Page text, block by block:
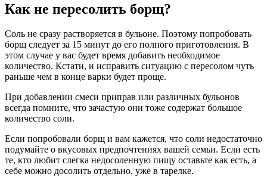
Как не пересолить борщ?
Соль не сразу растворяется в бульоне. Поэтому попробовать
борщ следует за 15 минут до его полного приготовления. В
этом случае у вас будет время добавить необходимое
количество. Кстати, и исправить ситуацию с пересолом чуть
раньше чем в конце варки будет проще.
При добавлении смеси приправ или различных бульонов
всегда помните, что зачастую они тоже содержат большое
количество соли.
Если попробовали борщ и вам кажется, что соли недостаточно
подумайте о вкусовых предпочтениях вашей семьи. Если есть
те, кто любит слегка недосоленную пищу оставьте как есть, а
себе можно досолить отдельно, уже в тарелке.